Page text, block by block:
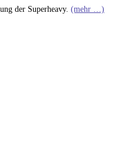
der Superheavy. (mehr …)